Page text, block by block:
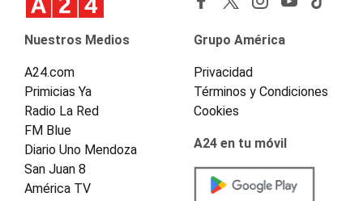
Nuestros Medios
A24.com
Primicias Ya
Radio La Red
FM Blue
Diario Uno Mendoza
San Juan 8
América TV
Grupo América
Privacidad
Términos y Condiciones
Cookies
A24 en tu móvil